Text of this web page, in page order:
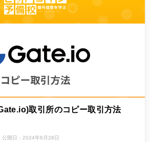
取引所のコピー取引方法
公開日： 2024年8月28日